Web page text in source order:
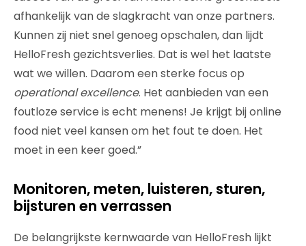
afhankelijk van de slagkracht van onze partners.
Kunnen zij niet snel genoeg opschalen, dan lijdt
HelloFresh gezichtsverlies. Dat is wel het laatste
wat we willen. Daarom een sterke focus op
operational excellence. Het aanbieden van een
foutloze service is echt menens! Je krijgt bij online
food niet veel kansen om het fout te doen. Het
moet in een keer goed.”
Monitoren, meten, luisteren, sturen,
bijsturen en verrassen
De belangrijkste kernwaarde van HelloFresh lijkt